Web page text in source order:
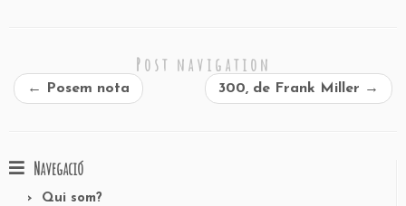
Post navigation
← Posem nota 300, de Frank Miller →
Navegació
Qui som?